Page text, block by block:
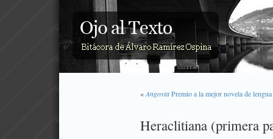
«AngostaPremio a la mejor novela de
Heraclitiana (primera